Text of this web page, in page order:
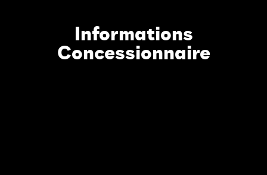
Informations
Concessionnaire